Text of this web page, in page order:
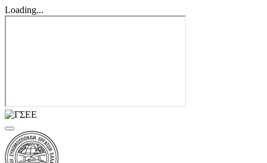
Loading...